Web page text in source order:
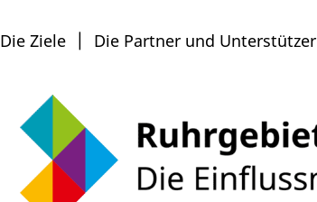
Die Ziele Die Partner und Unterstützer